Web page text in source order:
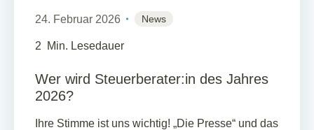
24. Februar 2026 News
2 Min. Lesedauer
Wer wird Steuerberater:in des Jahres
2026?
Ihre Stimme ist uns wichtig! „Die Presse“ und das